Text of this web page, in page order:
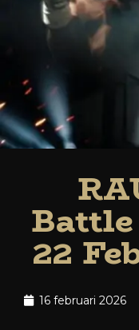
22
16 februari 2026